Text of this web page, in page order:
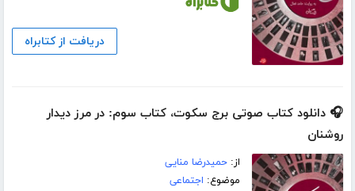
دریافت از کتابراه
🎧 دانلود کتاب صوتی برج سکوت، کتاب سوم: در مرز دیدار
روشنان
از:حمیدرضا منایی
موضوع: اجتماعی